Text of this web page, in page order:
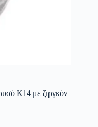
Κ14 με ζιργκόν